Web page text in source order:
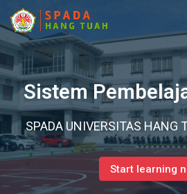
Skip to navigation
Skip to login form
Skip to main content
Skip to accessibility options
Skip to footer
Skip accessibility options
Home
Sistem
SPADA UNIVERSITAS HANG
Start learning